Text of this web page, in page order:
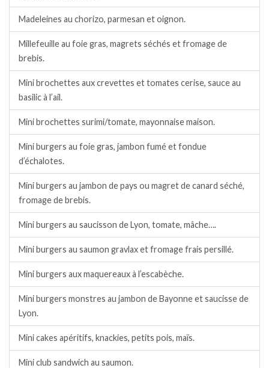
Madeleines au chorizo, parmesan et oignon.
Millefeuille au foie gras, magrets séchés et fromage de
brebis.
Mini brochettes aux crevettes et tomates cerise, sauce au
basilic à l’ail.
Mini brochettes surimi/tomate, mayonnaise maison.
Mini burgers au foie gras, jambon fumé et fondue
d’échalotes.
Mini burgers au jambon de pays ou magret de canard séché,
fromage de brebis.
Mini burgers au saucisson de Lyon, tomate, mâche….
Mini burgers au saumon gravlax et fromage frais persillé.
Mini burgers aux maquereaux à l’escabèche.
Mini burgers monstres au jambon de Bayonne et saucisse de
Lyon.
Mini cakes apéritifs, knackies, petits pois, maïs.
Mini club sandwich au saumon.